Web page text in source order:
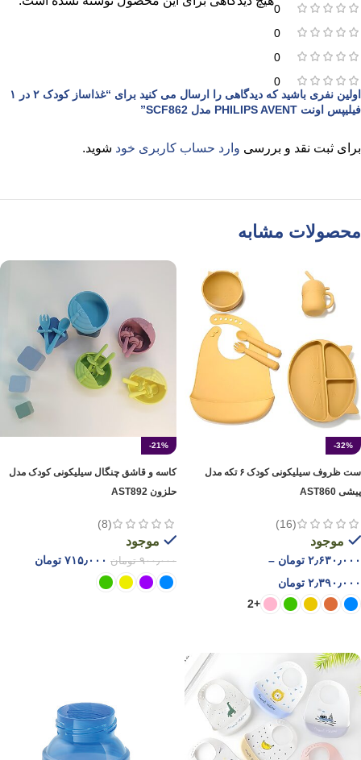
0
0
0
0
اولین نفری باشید که دیدگاهی را ارسال می کنید برای “غذاساز کودک ۲ در ۱
فیلیپس اونت PHILIPS AVENT مدل SCF862”
برای ثبت نقد و بررسی وارد حساب کاربری خود شوید.
محصولات مشابه
-32%
ست ظروف سیلیکونی کودک ۶ تکه مدل
پیشی AST860
(16)
موجود
۲٫۶۳۰٫۰۰۰ تومان –
۲٫۳۹۰٫۰۰۰ تومان
+2
-21%
کاسه و قاشق چنگال سیلیکونی کودک مدل
حلزون AST892
(8)
موجود
۹۰۰٫۰۰۰ تومان ۷۱۵٫۰۰۰ تومان